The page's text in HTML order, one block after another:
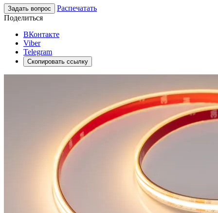
Задать вопрос
Распечатать
Поделиться
ВКонтакте
Viber
Telegram
Скопировать ссылку